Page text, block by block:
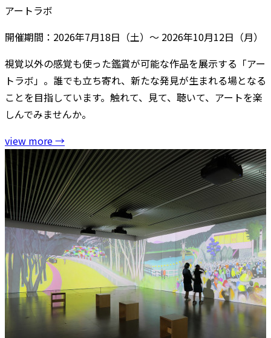
アートラボ
開催期間：2026年7月18日（土）～ 2026年10月12日（月）
視覚以外の感覚も使った鑑賞が可能な作品を展示する「アー
トラボ」。誰でも立ち寄れ、新たな発見が生まれる場となる
ことを目指しています。触れて、見て、聴いて、アートを楽
しんでみませんか。
view more→